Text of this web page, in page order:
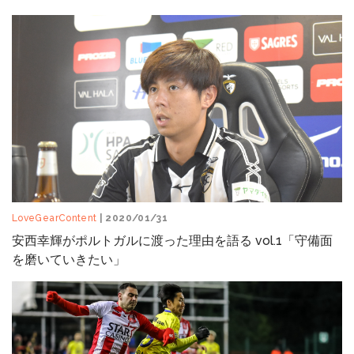
LoveGearContent | 2020/01/31
安西幸輝がポルトガルに渡った理由を語る vol.1「守備面
を磨いていきたい」